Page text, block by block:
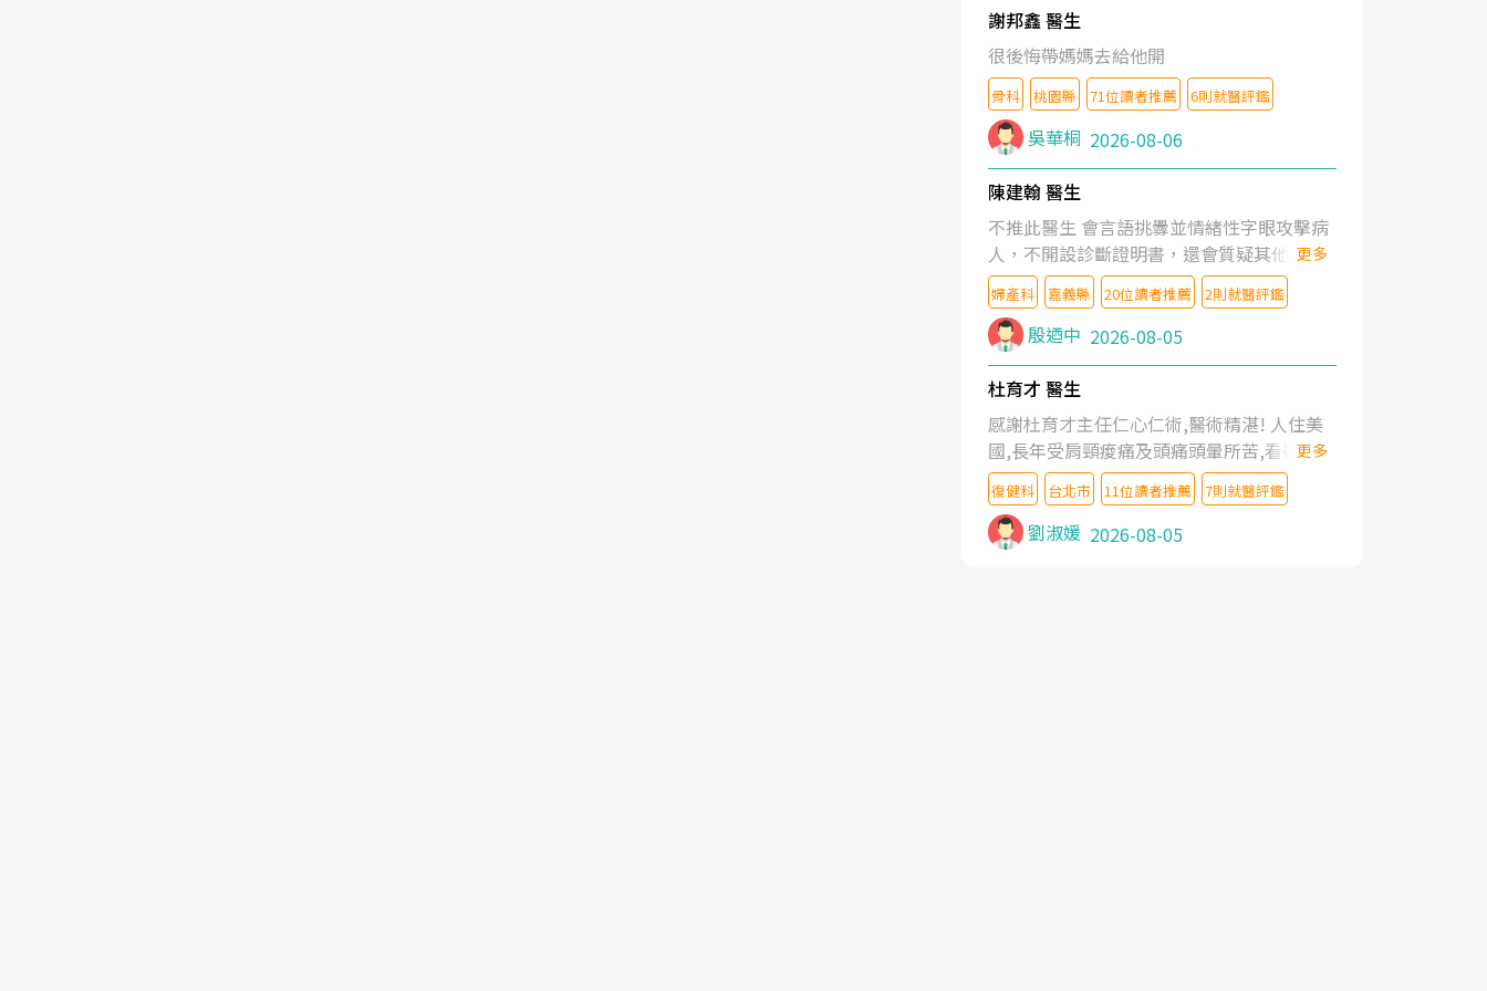
謝邦鑫 醫生
很後悔帶媽媽去給他開
骨科 桃園縣 71位讀者推薦 6則就醫評鑑
吳華桐 2026-08-06
陳建翰 醫生
不推此醫生 會言語挑釁並情緒性字眼攻擊病
人，不開設診斷證明書，還會質疑其他醫生
的判斷！
更多
婦產科 嘉義縣 20位讀者推薦 2則就醫評鑑
殷迺中 2026-08-05
杜育才 醫生
感謝杜育才主任仁心仁術,醫術精湛! 人住美
國,長年受肩頸痠痛及頭痛頭暈所苦,看遍名醫
教授,做了各種檢查,也嘗試過西醫打針,中醫
針灸及物理徒手治療都沒有用,後來連吃到嗎
啡類止痛藥都效果有限,只是壓症狀,沒多久就
痛起來,多年失眠嚴重影響生活品質. 台灣親
更多
復健科 台北市 11位讀者推薦 7則就醫評鑑
劉淑媛 2026-08-05